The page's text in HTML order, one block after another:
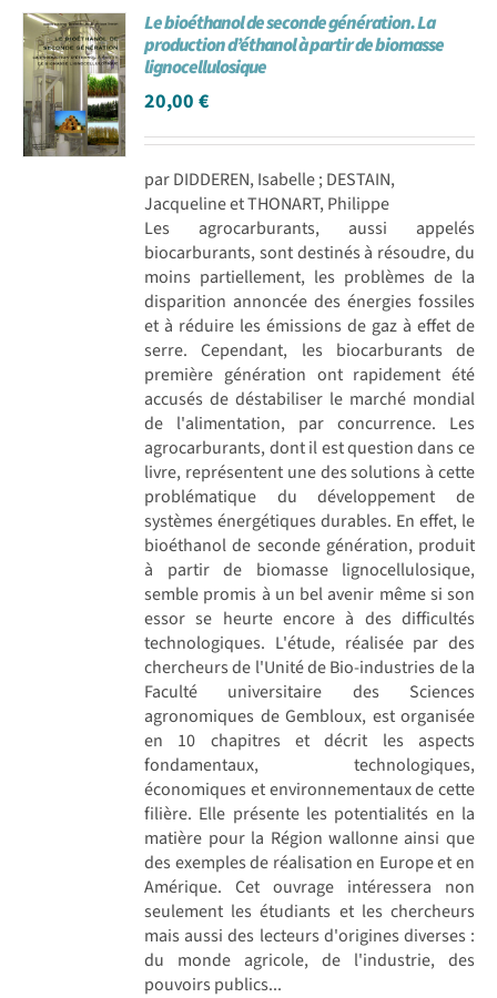
Achat en ligne
Panier WooCommerce
Le bioéthanol de seconde génération. La
production d’éthanol à partir de biomasse
lignocellulosique
20,00€
par DIDDEREN, Isabelle ; DESTAIN,
Jacqueline et THONART, Philippe
Les agrocarburants, aussi appelés
biocarburants, sont destinés à résoudre, du
moins partiellement, les problèmes de la
disparition annoncée des énergies fossiles
et à réduire les émissions de gaz à effet de
serre. Cependant, les biocarburants de
première génération ont rapidement été
accusés de déstabiliser le marché mondial
de l'alimentation, par concurrence. Les
agrocarburants, dont il est question dans ce
livre, représentent une des solutions à cette
problématique du développement de
systèmes énergétiques durables. En effet, le
bioéthanol de seconde génération, produit
à partir de biomasse lignocellulosique,
semble promis à un bel avenir même si son
essor se heurte encore à des difficultés
technologiques. L'étude, réalisée par des
chercheurs de l'Unité de Bio-industries de la
Faculté universitaire des Sciences
agronomiques de Gembloux, est organisée
en 10 chapitres et décrit les aspects
fondamentaux, technologiques,
économiques et environnementaux de cette
filière. Elle présente les potentialités en la
matière pour la Région wallonne ainsi que
des exemples de réalisation en Europe et en
Amérique. Cet ouvrage intéressera non
seulement les étudiants et les chercheurs
mais aussi des lecteurs d'origines diverses :
du monde agricole, de l'industrie, des
pouvoirs publics...